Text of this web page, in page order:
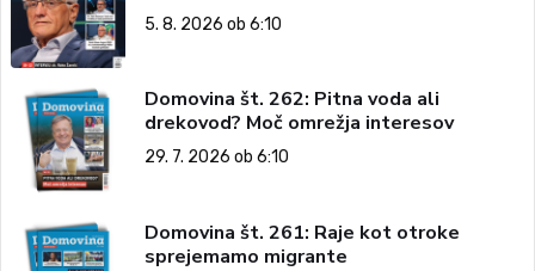
5. 8. 2026 ob 6:10
Domovina št. 262: Pitna voda ali
drekovod? Moč omrežja interesov
29. 7. 2026 ob 6:10
Domovina št. 261: Raje kot otroke
sprejemamo migrante